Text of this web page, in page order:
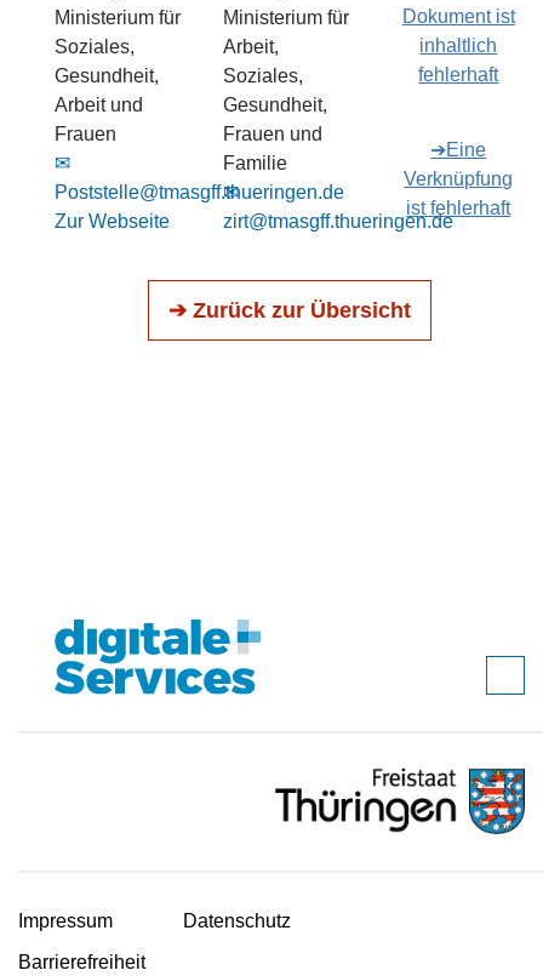
Ministerium für
Soziales,
Gesundheit,
Arbeit und
Frauen
✉
Poststelle@tmasgff.thueringen.de
Zur Webseite
Ministerium für
Arbeit,
Soziales,
Gesundheit,
Frauen und
Familie
✉
zirt@tmasgff.thueringen.de
Dokument ist
inhaltlich
fehlerhaft
➔Eine
Verknüpfung
ist fehlerhaft
➔ Zurück zur Übersicht
Impressum
Datenschutz
Barrierefreiheit